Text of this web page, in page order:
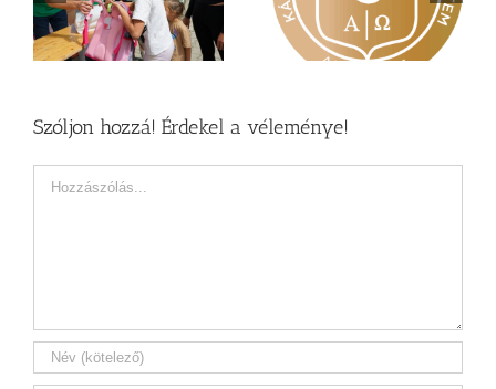
a Károli képzéseit
Zsoltárok 149
Szóljon hozzá! Érdekel a véleménye!
Hozzászólás